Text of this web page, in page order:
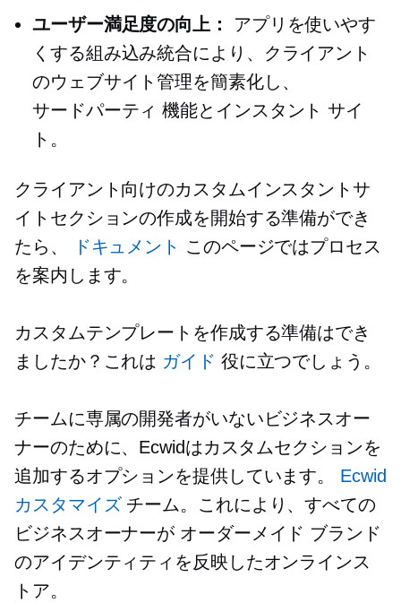
ユーザー満足度の向上：
アプリを使いやす
くする組み込み統合により、クライアント
のウェブサイト管理を簡素化し、
サードパーティ 機能とインスタント サイ
ト。
クライアント向けのカスタムインスタントサ
イトセクションの作成を開始する準備ができ
たら、
ドキュメント このページではプロセス
を案内します。
カスタムテンプレートを作成する準備はでき
ましたか？これは ガイド 役に立つでしょう。
チームに専属の開発者がいないビジネスオー
ナーのために、Ecwidはカスタムセクションを
追加するオプションを提供しています。 Ecwid
カスタマイズチーム。これにより、すべての
ビジネスオーナーが オーダーメイド ブランド
のアイデンティティを反映したオンラインス
トア。